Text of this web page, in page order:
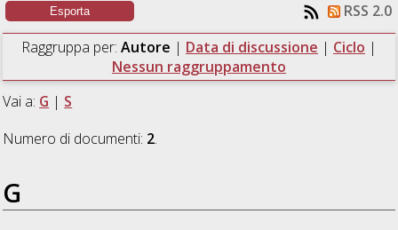
RSS 2.0
Raggruppa per: Autore | Data di discussione | Ciclo |
Nessun raggruppamento
Vai a: G | S
Numero di documenti: 2.
G